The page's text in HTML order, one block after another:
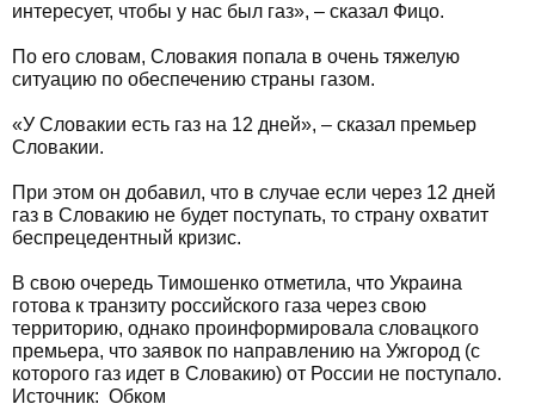
интересует, чтобы у нас был газ», – сказал Фицо.
По его словам, Словакия попала в очень тяжелую
ситуацию по обеспечению страны газом.
«У Словакии есть газ на 12 дней», – сказал премьер
Словакии.
При этом он добавил, что в случае если через 12 дней
газ в Словакию не будет поступать, то страну охватит
беспрецедентный кризис.
В свою очередь Тимошенко отметила, что Украина
готова к транзиту российского газа через свою
территорию, однако проинформировала словацкого
премьера, что заявок по направлению на Ужгород (с
которого газ идет в Словакию) от России не поступало.
Источник: Обком